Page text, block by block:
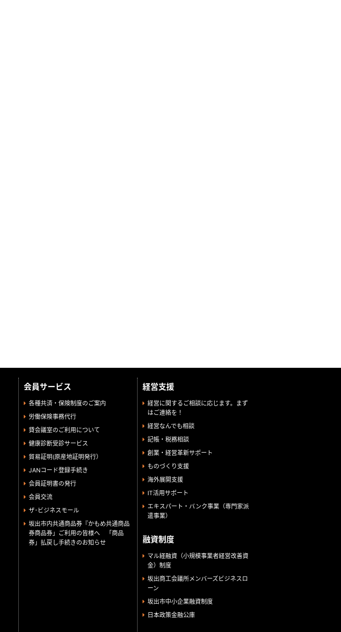
会員サービス
各種共済・保険制度のご案内
労働保険事務代行
貸会議室のご利用について
健康診断受診サービス
貿易証明(原産地証明発行）
JANコード登録手続き
会員証明書の発行
会員交流
ザ･ビジネスモール
坂出市内共通商品券『かもめ共通商品
券商品券」ご利用の皆様へ 「商品
券」払戻し手続きのお知らせ
経営支援
経営に関するご相談に応じます。まず
はご連絡を！
経営なんでも相談
記帳・税務相談
創業・経営革新サポート
ものづくり支援
海外展開支援
IT活用サポート
エキスパート・バンク事業（専門家派
遣事業）
融資制度
マル経融資（小規模事業者経営改善資
金）制度
坂出商工会議所メンバーズビジネスロ
ーン
坂出市中小企業融資制度
日本政策金融公庫